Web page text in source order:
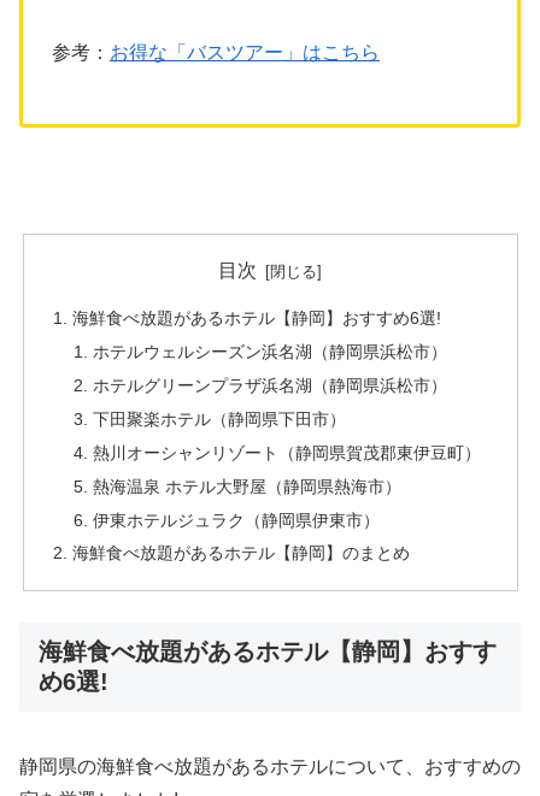
参考： お得な「バスツアー」はこちら
目次
海鮮食べ放題があるホテル【静岡】おすすめ6選!
ホテルウェルシーズン浜名湖（静岡県浜松市）
ホテルグリーンプラザ浜名湖（静岡県浜松市）
下田聚楽ホテル（静岡県下田市）
熱川オーシャンリゾート（静岡県賀茂郡東伊豆町）
熱海温泉 ホテル大野屋（静岡県熱海市）
伊東ホテルジュラク（静岡県伊東市）
海鮮食べ放題があるホテル【静岡】のまとめ
海鮮食べ放題があるホテル【静岡】おすす
め6選!
静岡県の海鮮食べ放題があるホテルについて、おすすめの